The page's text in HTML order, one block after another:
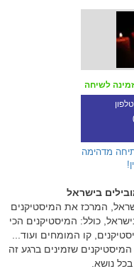
לשיחה
מדהימה
בישראל, המרכז את המיסטיקנים
כולל: המיסטיקנים הכי
קו המומחים ועוד...
שזמינים ברגע זה
נושא.